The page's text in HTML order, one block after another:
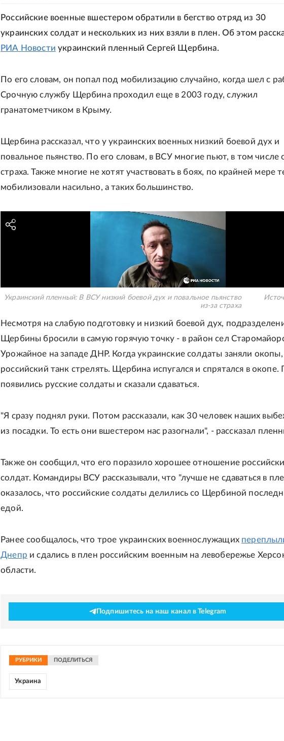
Российские военные вшестером обратили в бегство отряд из 30
украинских солдат и нескольких из них взяли в плен. Об этом
РИА Новости украинский пленный Сергей Щербина.
По его словам, он попал под мобилизацию случайно, когда шел с
Срочную службу Щербина проходил еще в 2003 году, служил
гранатометчиком в Крыму.
Щербина рассказал, что у украинских военных низкий боевой дух и
повальное пьянство. По его словам, в ВСУ многие пьют, в том числе
страха. Также многие не хотят участвовать в боях, по крайней мере
мобилизовали насильно, а таких большинство.
Украинский пленный: В ВСУ низкий боевой дух и повальное пьянство
из-за страха
Несмотря на слабую подготовку и низкий боевой дух,
Щербины бросили в самую горячую точку - в район сел
Урожайное на западе ДНР. Когда украинские солдаты заняли окопы,
российский танк стрелять. Щербина испугался и спрятался в
появились русские солдаты и сказали сдаваться.
"Я сразу поднял руки. Потом рассказали, как 30 человек наших
из посадки. То есть они вшестером нас разогнали", - рассказал
Также он сообщил, что его поразило хорошее отношение
солдат. Командиры ВСУ рассказывали, что "лучше не сдаваться в
оказалось, что российские солдаты делились со Щербиной
едой.
Ранее сообщалось, что трое украинских военнослужащих
Днепр и сдались в плен российским военным на левобережье
области.
Подпишитесь на наш канал в Telegram
РУБРИКИ ПОДЕЛИТЬСЯ
Украина